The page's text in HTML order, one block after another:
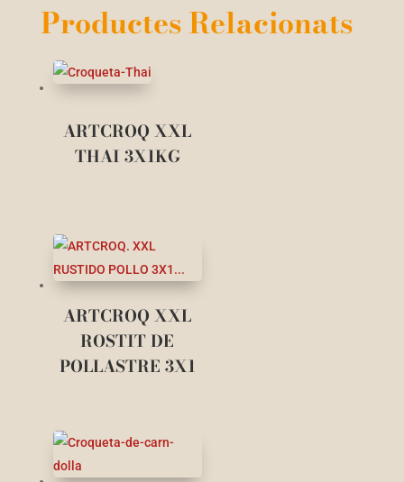
Productes Relacionats
ARTCROQ XXL
THAI 3X1KG
ARTCROQ XXL
ROSTIT DE
POLLASTRE 3X1